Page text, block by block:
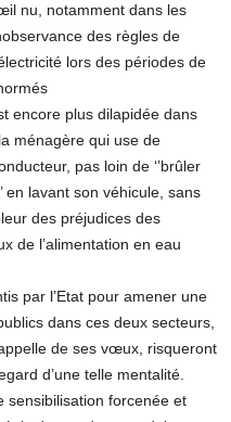
nu, notamment dans les
des règles de
lors des périodes de
encore plus dilapidée dans
ménagère qui use de
pas loin de ‘’brûler
en lavant son véhicule, sans
des préjudices des
de l’alimentation en eau
par l’Etat pour amener une
dans ces deux secteurs,
de ses vœux, risqueront
d’une telle mentalité.
sensibilisation forcenée et